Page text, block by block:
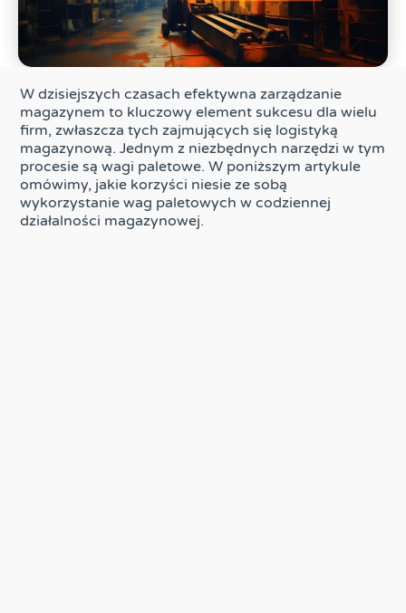
W dzisiejszych czasach efektywna zarządzanie
magazynem to kluczowy element sukcesu dla wielu
firm, zwłaszcza tych zajmujących się logistyką
magazynową. Jednym z niezbędnych narzędzi w tym
procesie są wagi paletowe. W poniższym artykule
omówimy, jakie korzyści niesie ze sobą
wykorzystanie wag paletowych w codziennej
działalności magazynowej.